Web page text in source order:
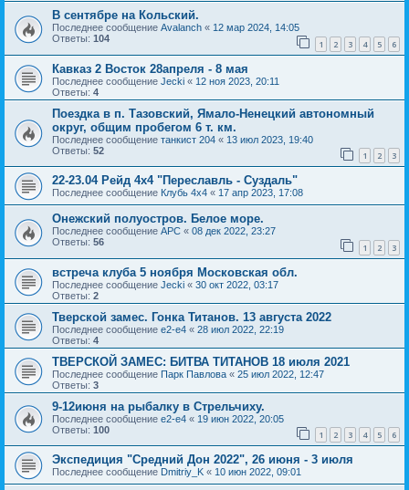
В сентябре на Кольский.
Последнее сообщение Avalanch « 12 мар 2024, 14:05
Ответы: 104 1 2 3 4 5 6
Кавказ 2 Восток 28апреля - 8 мая
Последнее сообщение Jecki « 12 ноя 2023, 20:11
Ответы: 4
Поездка в п. Тазовский, Ямало-Ненецкий автономный
округ, общим пробегом 6 т. км.
Последнее сообщение танкист 204 « 13 июл 2023, 19:40
Ответы: 52 1 2 3
22-23.04 Рейд 4х4 "Переславль - Суздаль"
Последнее сообщение Клубь 4х4 « 17 апр 2023, 17:08
Онежский полуостров. Белое море.
Последнее сообщение АРС « 08 дек 2022, 23:27
Ответы: 56 1 2 3
встреча клуба 5 ноября Московская обл.
Последнее сообщение Jecki « 30 окт 2022, 03:17
Ответы: 2
Тверской замес. Гонка Титанов. 13 августа 2022
Последнее сообщение e2-e4 « 28 июл 2022, 22:19
Ответы: 4
ТВЕРСКОЙ ЗАМЕС: БИТВА ТИТАНОВ 18 июля 2021
Последнее сообщение Парк Павлова « 25 июл 2022, 12:47
Ответы: 3
9-12июня на рыбалку в Стрельчиху.
Последнее сообщение e2-e4 « 19 июн 2022, 20:05
Ответы: 100 1 2 3 4 5 6
Экспедиция "Средний Дон 2022", 26 июня - 3 июля
Последнее сообщение Dmitriy_K « 10 июн 2022, 09:01